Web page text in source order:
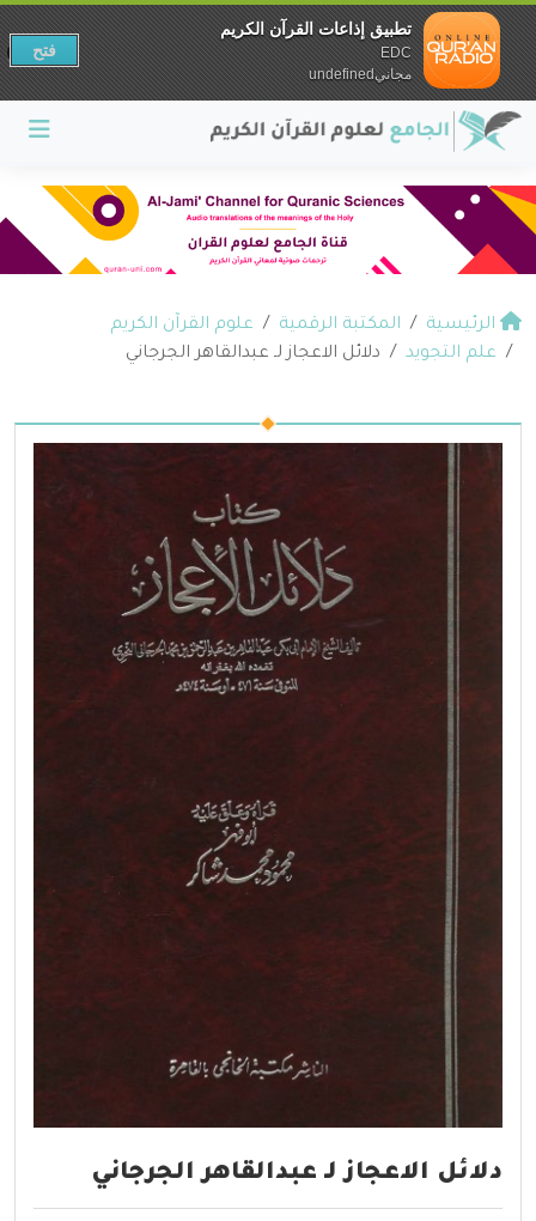
الرئيسية المكتبة الرقمية
علوم القرآن الكريم
علم التجويد
دلائل الاعجاز لـ عبدالقاهر الجرجاني
دلائل الاعجاز لـ عبدالقاهر الجرجاني
تطبيق إذاعات القرآن الكريم
EDC
مجانيundefined
فتح